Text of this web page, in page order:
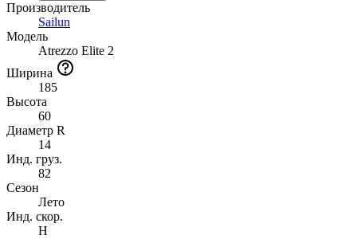
Производитель
Sailun
Модель
Atrezzo Elite 2
Ширина
185
Высота
60
Диаметр R
14
Инд. груз.
82
Сезон
Лето
Инд. скор.
H